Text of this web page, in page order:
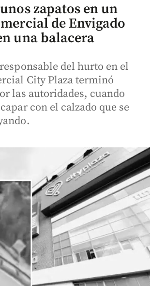
zapatos en un
de Envigado
una balacera
del hurto en el
City Plaza terminó
las autoridades, cuando
con el calzado que se